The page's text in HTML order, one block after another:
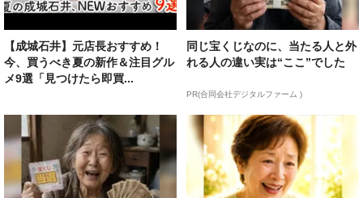
【成城石井】元店長おすすめ！
今、買うべき夏の新作＆注目グル
メ9選「見つけたら即買...
同じ宝くじなのに、当たる人と外
れる人の違い実は“ここ”でした
PR(合同会社デジタルファーム )